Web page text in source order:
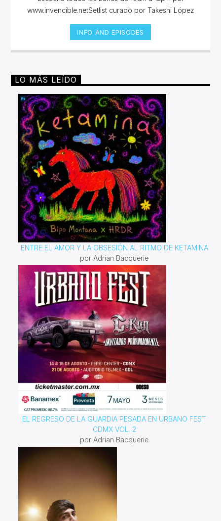
www.invencible.netSetlist curado por Takeshi López
INFO AND EPISODES
LO MÁS LEÍDO
ENTRE EL AMOR Y LA OBSESIÓN AL RITMO DE KETAMINA
por Adrian Bacquerie
EL REGRESO DE LA GUARDIA PESADA EN URBANO FEST
CDMX VOL. 2
por Adrian Bacquerie